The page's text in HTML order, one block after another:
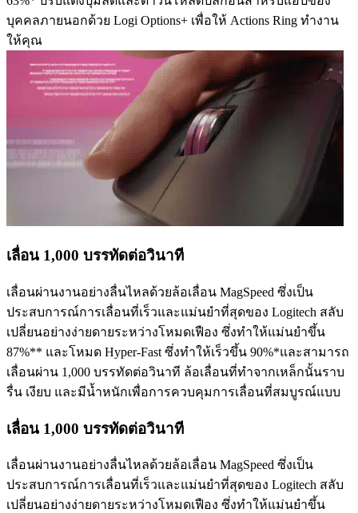
บุคคลภายนอกด้วย Logi Options+ เพื่อให้ Actions Ring ทำงาน
ให้คุณ
เลื่อน 1,000 บรรทัดต่อวินาที
เลื่อนผ่านงานอย่างลื่นไหลด้วยล้อเลื่อน MagSpeed ซึ่งเป็น
ประสบการณ์การเลื่อนที่เร็วและแม่นยำที่สุดของ Logitech สลับ
เปลี่ยนอย่างง่ายดายระหว่างโหมดเฟือง ซึ่งทำให้แม่นยำขึ้น
87%** และโหมด Hyper-Fast ซึ่งทำให้เร็วขึ้น 90%*และสามารถ
เลื่อนผ่าน 1,000 บรรทัดต่อวินาที ล้อเลื่อนที่ทำจากเหล็กนั้นราบ
รื่น เงียบ และมีน้ำหนักเพื่อการควบคุมการเลื่อนที่สมบูรณ์แบบ
เลื่อน 1,000 บรรทัดต่อวินาที
เลื่อนผ่านงานอย่างลื่นไหลด้วยล้อเลื่อน MagSpeed ซึ่งเป็น
ประสบการณ์การเลื่อนที่เร็วและแม่นยำที่สุดของ Logitech สลับ
เปลี่ยนอย่างง่ายดายระหว่างโหมดเฟือง ซึ่งทำให้แม่นยำขึ้น